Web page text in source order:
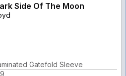
Side Of The Moon
Gatefold Sleeve